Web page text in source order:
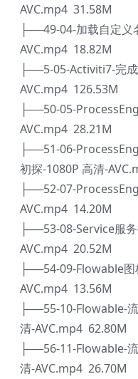
AVC.mp4 31.58M
├──49-04-加载自定义
AVC.mp4 18.82M
├──5-05-Activiti7-完
AVC.mp4 126.53M
├──50-05-
AVC.mp4 28.21M
├──51-06-
初探-1080P 高清-
├──52-07-
AVC.mp4 14.20M
├──53-08-Service服
AVC.mp4 20.52M
├──54-09-Flowable
AVC.mp4 13.56M
├──55-10-Flowable-
清-AVC.mp4 62.80M
├──56-11-Flowable-
清-AVC.mp4 26.70M